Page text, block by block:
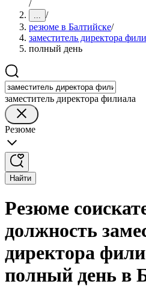
/
... /
резюме в Балтийске/
заместитель директора
полный день
заместитель директора филиала
Резюме
Найти
Резюме
должность
директора
полный день в